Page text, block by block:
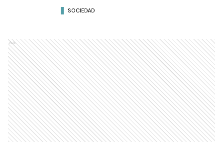
SOCIEDAD
Ads